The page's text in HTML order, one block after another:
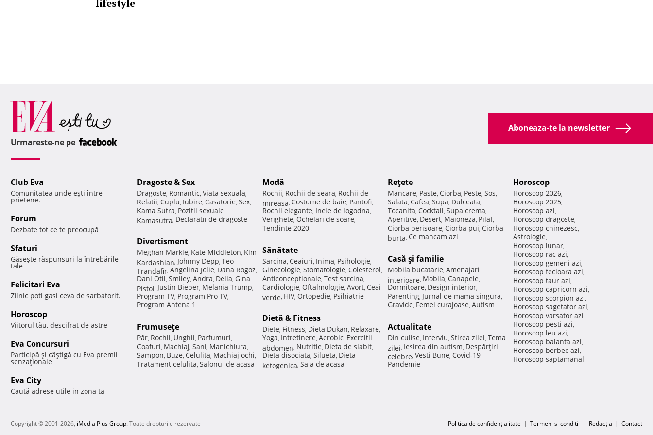
lifestyle
Aboneaza-te la newsletter
Urmareste-ne pe
Club Eva
Comunitatea unde eşti între
prietene.
Forum
Dezbate tot ce te preocupă
Sfaturi
Găseşte răspunsuri la întrebările
tale
Felicitari Eva
Zilnic poti gasi ceva de sarbatorit.
Horoscop
Viitorul tău, descifrat de astre
Eva Concursuri
Participă şi câştigă cu Eva premii
senzaţionale
Eva City
Caută adrese utile in zona ta
Dragoste & Sex
Dragoste, Romantic, Viata sexuala,
Relatii, Cuplu, Iubire, Casatorie, Sex,
Kama Sutra, Pozitii sexuale
Kamasutra, Declaratii de dragoste
Divertisment
Meghan Markle, Kate Middleton, Kim
Kardashian, Johnny Depp, Teo
Trandafir, Angelina Jolie, Dana Rogoz,
Dani Otil, Smiley, Andra, Delia, Gina
Pistol, Justin Bieber, Melania Trump,
Program TV, Program Pro TV,
Program Antena 1
Frumuseţe
Păr, Rochii, Unghii, Parfumuri,
Coafuri, Machiaj, Sani, Manichiura,
Sampon, Buze, Celulita, Machiaj ochi,
Tratament celulita, Salonul de acasa
Modă
Rochii, Rochii de seara, Rochii de
mireasa, Costume de baie, Pantofi,
Rochii elegante, Inele de logodna,
Verighete, Ochelari de soare,
Tendinte 2020
Sănătate
Sarcina, Ceaiuri, Inima, Psihologie,
Ginecologie, Stomatologie, Colesterol,
Anticonceptionale, Test sarcina,
Cardiologie, Oftalmologie, Avort, Ceai
verde, HIV, Ortopedie, Psihiatrie
Dietă & Fitness
Diete, Fitness, Dieta Dukan, Relaxare,
Yoga, Intretinere, Aerobic, Exercitii
abdomen, Nutritie, Dieta de slabit,
Dieta disociata, Silueta, Dieta
ketogenica, Sala de acasa
Reţete
Mancare, Paste, Ciorba, Peste, Sos,
Salata, Cafea, Supa, Dulceata,
Tocanita, Cocktail, Supa crema,
Aperitive, Desert, Maioneza, Pilaf,
Ciorba perisoare, Ciorba pui, Ciorba
burta, Ce mancam azi
Casă şi familie
Mobila bucatarie, Amenajari
interioare, Mobila, Canapele,
Dormitoare, Design interior,
Parenting, Jurnal de mama singura,
Gravide, Femei curajoase, Autism
Actualitate
Din culise, Interviu, Stirea zilei, Tema
zilei, Iesirea din autism, Despărţiri
celebre, Vesti Bune, Covid-19,
Pandemie
Horoscop
Horoscop 2026,
Horoscop 2025,
Horoscop azi,
Horoscop dragoste,
Horoscop chinezesc,
Astrologie,
Horoscop lunar,
Horoscop rac azi,
Horoscop gemeni azi,
Horoscop fecioara azi,
Horoscop taur azi,
Horoscop capricorn azi,
Horoscop scorpion azi,
Horoscop sagetator azi,
Horoscop varsator azi,
Horoscop pesti azi,
Horoscop leu azi,
Horoscop balanta azi,
Horoscop berbec azi,
Horoscop saptamanal
Copyright © 2001-2026, iMedia Plus Group. Toate drepturile rezervate Politica de confidențialitate | Termeni si conditii | Redacţia | Contact